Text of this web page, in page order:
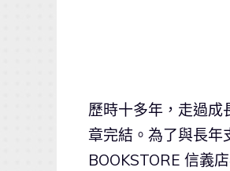
歷時十多年，走過
章完結。為了與長年
BOOKSTORE 信義